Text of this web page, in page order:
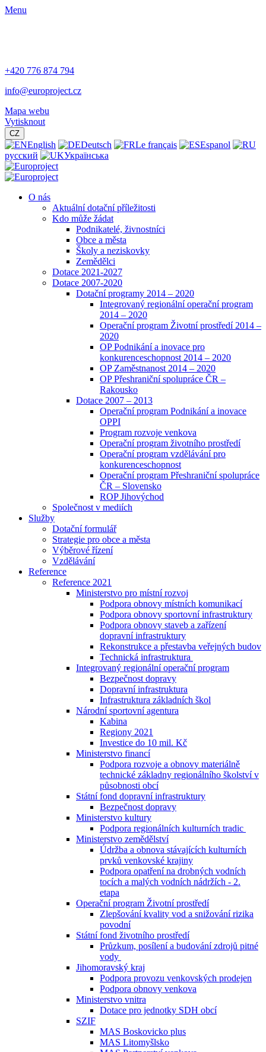
Menu
+420 776 874 794
info@europroject.cz
Mapa webu
Vytisknout
CZ
English Deutsch Le français
Espanol
русский
Українська
O nás
Aktuální dotační příležitosti
Kdo může žádat
Podnikatelé, živnostníci
Obce a města
Školy a neziskovky
Zemědělci
Dotace 2021-2027
Dotace 2007-2020
Dotační programy 2014 – 2020
Integrovaný regionální operační program
2014 – 2020
Operační program Životní prostředí 2014 –
2020
OP Podnikání a inovace pro
konkurenceschopnost 2014 – 2020
OP Zaměstnanost 2014 – 2020
OP Přeshraniční spolupráce ČR –
Rakousko
Dotace 2007 – 2013
Operační program Podnikání a inovace
OPPI
Program rozvoje venkova
Operační program životního prostředí
Operační program vzdělávání pro
konkurenceschopnost
Operační program Přeshraniční spolupráce
ČR – Slovensko
ROP Jihovýchod
Společnost v mediích
Služby
Dotační formulář
Strategie pro obce a města
Výběrové řízení
Vzdělávání
Reference
Reference 2021
Ministerstvo pro místní rozvoj
Podpora obnovy místních komunikací
Podpora obnovy sportovní infrastruktury
Podpora obnovy staveb a zařízení
dopravní infrastruktury
Rekonstrukce a přestavba veřejných budov
Technická infrastruktura
Integrovaný regionální operační program
Bezpečnost dopravy
Dopravní infrastruktura
Infrastruktura základních škol
Národní sportovní agentura
Kabina
Regiony 2021
Investice do 10 mil. Kč
Ministerstvo financí
Podpora rozvoje a obnovy materiálně
technické základny regionálního školství v
působnosti obcí
Státní fond dopravní infrastruktury
Bezpečnost dopravy
Ministerstvo kultury
Podpora regionálních kulturních tradic
Ministerstvo zemědělství
Údržba a obnova stávajících kulturních
prvků venkovské krajiny
Podpora opatření na drobných vodních
tocích a malých vodních nádržích - 2.
etapa
Operační program Životní prostředí
Zlepšování kvality vod a snižování rizika
povodní
Státní fond životního prostředí
Průzkum, posílení a budování zdrojů pitné
vody
Jihomoravský kraj
Podpora provozu venkovských prodejen
Podpora obnovy venkova
Ministerstvo vnitra
Dotace pro jednotky SDH obcí
SZIF
MAS Boskovicko plus
MAS Litomyšlsko